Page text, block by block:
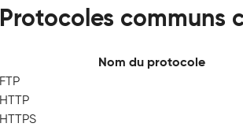
Protocoles communs
Nom du protocole
FTP
HTTP
HTTPS